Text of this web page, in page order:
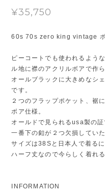
¥35,750
60s 70s zero king vintage ボ
ピーコートでも使われるよう
ル地に襟のアクリルボアで作
オールブラックに大きめなシ
です。
２つのフラップポケット、裾
ボア仕様。
オールドで見られるusa製の
一番下の釦が２つ欠損してい
サイズは38Sと日本人で着る
ハーフ丈なので今らしく着れ
INFORMATION